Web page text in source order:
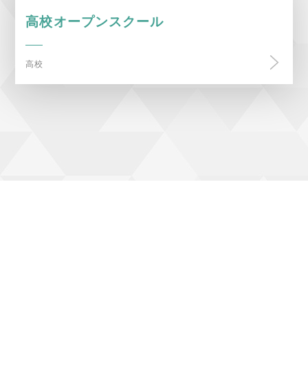
高校オープンスクール
高校